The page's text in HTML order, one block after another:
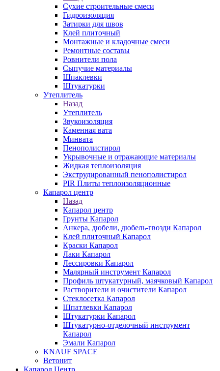
Сухие строительные смеси
Гидроизоляция
Затирки для швов
Клей плиточный
Монтажные и кладочные смеси
Ремонтные составы
Ровнители пола
Сыпучие материалы
Шпаклевки
Штукатурки
Утеплитель
Назад
Утеплитель
Звукоизоляция
Каменная вата
Минвата
Пенополистирол
Укрывочные и отражающие материалы
Жидкая теплоизоляция
Экструдированный пенополистирол
PIR Плиты теплоизоляционные
Капарол центр
Назад
Капарол центр
Грунты Капарол
Анкера, дюбели, дюбель-гвозди Капарол
Клей плиточный Капарол
Краски Капарол
Лаки Капарол
Лессировки Капарол
Малярный инструмент Капарол
Профиль штукатурный, маячковый Капарол
Растворители и очистители Капарол
Cтеклосетка Капарол
Шпатлевки Капарол
Штукатурки Капарол
Штукатурно-отделочный инструмент
Капарол
Эмали Капарол
KNAUF SPACE
Ветонит
Капарол Центр